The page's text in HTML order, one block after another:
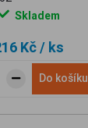
Skladem
Kč/ ks
Do košíku